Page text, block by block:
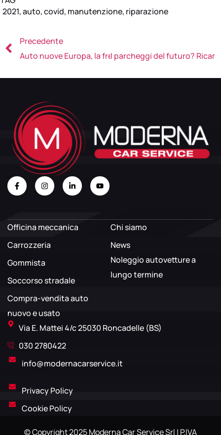
2021,auto,covid, manutenzione, riparazione
Precedente
Auto nuove Europa, la frenata continua
I parcheggi del futuro?
Officina meccanica
Carrozzeria
Gommista
Soccorso stradale
Compra-vendita auto
nuovo e usato
Chi siamo
News
Noleggio autovetture a
lungo termine
Via E. Mattei 4/c 25030 Roncadelle (BS)
030 2780422
info@modernacarservice.it
Privacy Policy
Cookie Policy
© Copyright 2025 Moderna Car Service Srl | P.IVA